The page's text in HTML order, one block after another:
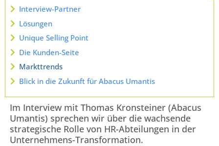
Interview-Partner
Lösungen
Unique Selling Point
Die Kunden-Seite
Markttrends
Blick in die Zukunft für Abacus Umantis
Im Interview mit Thomas Kronsteiner (Abacus
Umantis) sprechen wir über die wachsende
strategische Rolle von HR-Abteilungen in der
Unternehmens-Transformation.